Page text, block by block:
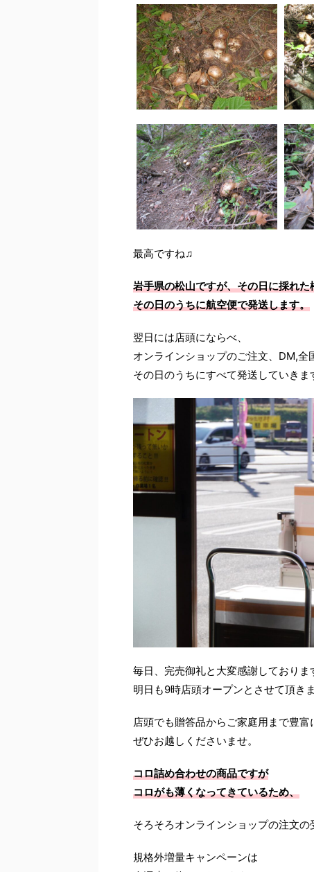
最高ですね♫
岩手県の松山ですが、その日に採れ
その日のうちに航空便で発送します。
翌日には店頭にならべ、
オンラインショップのご注文、DM,全
その日のうちにすべて発送していきま
毎日、完売御礼と大変感謝しておりま
明日も9時店頭オープンとさせて頂きま
店頭でも贈答品からご家庭用まで豊
ぜひお越しくださいませ。
コロ詰め合わせの商品ですが
コロがも薄くなってきているため、
そろそろオンラインショップの注文の
規格外増量キャンペーンは